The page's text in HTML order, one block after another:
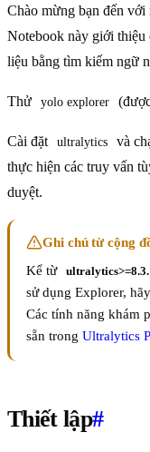
Chào mừng bạn đến
Notebook này giới thiệu
liệu bằng tìm kiếm ngữ
Thử yolo explorer
Cài đặt ultralytics và
thực hiện các truy vấn
duyệt.
Ghi chú từ cộng
Kể từ
sử dụng Explorer,
Các tính năng khám
sẵn trong Ultralytics
Thiết lập#